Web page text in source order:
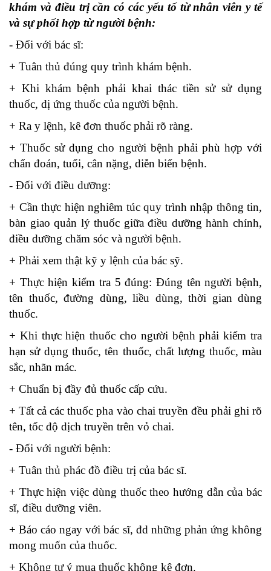
khám và điều trị cần có các yếu tố từ nhân viên y tế
và sự phối hợp từ người bệnh:
- Đối với bác sĩ:
+ Tuân thủ đúng quy trình khám bệnh.
+ Khi khám bệnh phải khai thác tiền sử sử dụng
thuốc, dị ứng thuốc của người bệnh.
+ Ra y lệnh, kê đơn thuốc phải rõ ràng.
+ Thuốc sử dụng cho người bệnh phải phù hợp với
chẩn đoán, tuổi, cân nặng, diễn biến bệnh.
- Đối với điều dưỡng:
+ Cần thực hiện nghiêm túc quy trình nhập thông tin,
bàn giao quản lý thuốc giữa điều dưỡng hành chính,
điều dưỡng chăm sóc và người bệnh.
+ Phải xem thật kỹ y lệnh của bác sỹ.
+ Thực hiện kiểm tra 5 đúng: Đúng tên người bệnh,
tên thuốc, đường dùng, liều dùng, thời gian dùng
thuốc.
+ Khi thực hiện thuốc cho người bệnh phải kiểm tra
hạn sử dụng thuốc, tên thuốc, chất lượng thuốc, màu
sắc, nhãn mác.
+ Chuẩn bị đầy đủ thuốc cấp cứu.
+ Tất cả các thuốc pha vào chai truyền đều phải ghi rõ
tên, tốc độ dịch truyền trên vỏ chai.
- Đối với người bệnh:
+ Tuân thủ phác đồ điều trị của bác sĩ.
+ Thực hiện việc dùng thuốc theo hướng dẫn của bác
sĩ, điều dưỡng viên.
+ Báo cáo ngay với bác sĩ, đd những phản ứng không
mong muốn của thuốc.
+ Không tự ý mua thuốc không kê đơn.